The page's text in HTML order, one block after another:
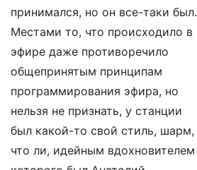
принимался, но он все-таки был.
Местами то, что происходило в
эфире даже противоречило
общепринятым принципам
программирования эфира, но
нельзя не признать, у станции
был какой-то свой стиль, шарм,
что ли, идейным вдохновителем